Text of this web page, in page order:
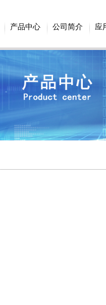
产品中心 公司简介 应